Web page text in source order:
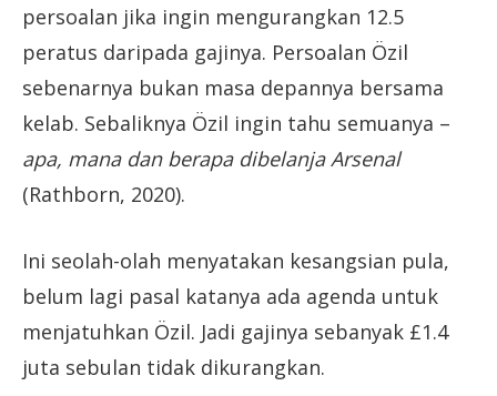
persoalan jika ingin mengurangkan 12.5
peratus daripada gajinya. Persoalan Özil
sebenarnya bukan masa depannya bersama
kelab. Sebaliknya Özil ingin tahu semuanya –
apa, mana dan berapa dibelanja Arsenal
(Rathborn, 2020).
Ini seolah-olah menyatakan kesangsian pula,
belum lagi pasal katanya ada agenda untuk
menjatuhkan Özil. Jadi gajinya sebanyak £1.4
juta sebulan tidak dikurangkan.